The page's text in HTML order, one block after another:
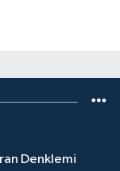
Denklemi